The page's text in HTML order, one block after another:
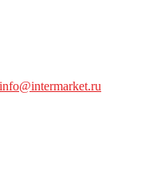
info@intermarket.ru